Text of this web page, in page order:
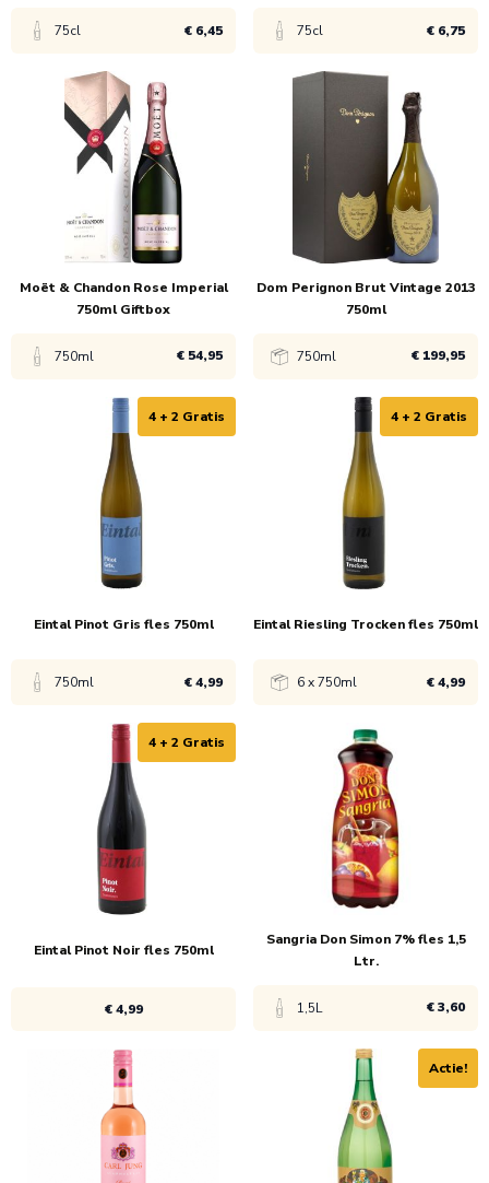
75cl € 6,45
Bekijk product
€ 7,45
€ 6,45
75cl € 6,75
€ 6,75
Moët & Chandon Rose Imperial
750ml Giftbox
750ml € 54,95
€ 54,95
Dom Perignon Brut Vintage 2013
750ml
750ml € 199,95
€ 199,95
4 + 2 Gratis
Eintal Pinot Gris fles 750ml
750ml € 4,99
Bekijk product
€ 7,49
€ 4,99
4 + 2 Gratis
Eintal Riesling Trocken fles 750ml
6 x 750ml € 4,99
Bekijk product
€ 7,49
€ 4,99
4 + 2 Gratis
Eintal Pinot Noir fles 750ml
€ 4,99
Bekijk product
€ 7,49
Sangria Don Simon 7% fles 1,5
Ltr.
1,5L € 3,60
Bekijk product
€ 3,60
Actie!